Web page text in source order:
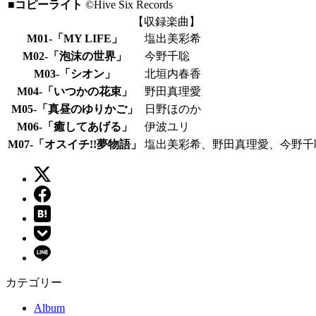
■コピーライト ©Hive Six Records
【収録楽曲】
M01-「MY LIFE」
塩出美彩希
M02-「泡沫の世界」
今野千聡
M03-「シオン」
北垣内春香
M04-「いつかの花束」
野田真理愛
M05-「真昼のゆりかご」
日野ほのか
M06-「癒してあげる」
伊波ユリ
M07-「オスイチ!!夢物語」
塩出美彩希、野田真理愛、今野千
カテゴリー
Album